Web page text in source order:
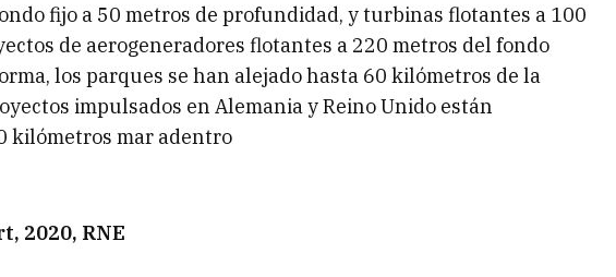
fijo a 50 metros de profundidad, y turbinas flotantes a 100
de aerogeneradores flotantes a 220 metros del fondo
los parques se han alejado hasta 60 kilómetros de la
impulsados en Alemania y Reino Unido están
kilómetros mar adentro
2020, RNE